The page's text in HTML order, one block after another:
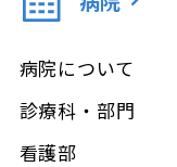
病院について
診療科・部門
看護部